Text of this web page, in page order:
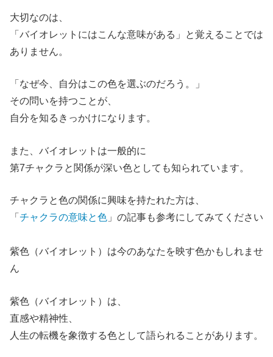
大切なのは、
「バイオレットにはこんな意味がある」と覚えることでは
ありません。
「なぜ今、自分はこの色を選ぶのだろう。」
その問いを持つことが、
自分を知るきっかけになります。
また、バイオレットは一般的に
第7チャクラと関係が深い色としても知られています。
チャクラと色の関係に興味を持たれた方は、
「 チャクラの意味と色 」の記事も参考にしてみてください
紫色（バイオレット）は今のあなたを映す色かもしれませ
ん
紫色（バイオレット）は、
直感や精神性、
人生の転機を象徴する色として語られることがあります。